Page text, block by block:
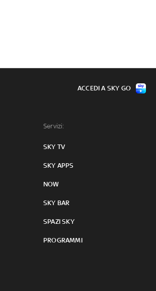
Servizi:
SKY TV
SKY APPS
NOW
SKY BAR
SPAZI SKY
PROGRAMMI
ACCEDI A SKY GO